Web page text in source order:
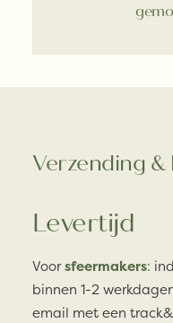
Verzending &
Levertijd
Voorsfeermakers:
binnen 1-2
email met een